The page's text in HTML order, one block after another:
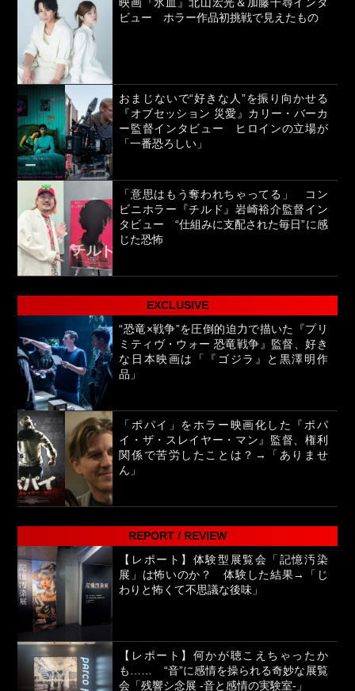
ビュー ホラー作品初挑戦で見えたもの
おまじないで“好きな人”を振り向かせる
『オブセッション 災愛』カリー・バーカ
ー監督インタビュー ヒロインの立場が
「一番恐ろしい」
「意思はもう奪われちゃってる」 コン
ビニホラー『チルド』岩崎裕介監督イン
タビュー “仕組みに支配された毎日”に感
じた恐怖
EXCLUSIVE
“恐竜×戦争”を圧倒的迫力で描いた『プリ
ミティヴ・ウォー 恐竜戦争』監督、好き
な日本映画は「『ゴジラ』と黒澤明作
品」
「ポパイ」をホラー映画化した『ポパ
イ・ザ・スレイヤー・マン』監督、権利
関係で苦労したことは？→「ありませ
ん」
REPORT / REVIEW
【レポート】体験型展覧会「記憶汚染
展」は怖いのか？ 体験した結果→「じ
わりと怖くて不思議な後味」
【レポート】何かが聴こえちゃったか
も…… “音”に感情を操られる奇妙な展覧
会「残響シ念展 -⾳と感情の実験室-」